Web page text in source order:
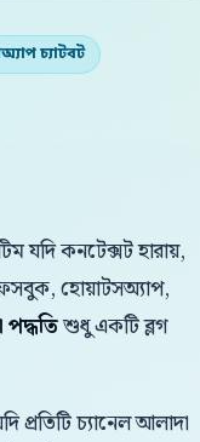
চ্যাটবট
যদি কনটেক্সট হারায়,
হোয়াটসঅ্যাপ,
পদ্ধতিশুধু একটি ব্লগ
চ্যানেল আলাদা